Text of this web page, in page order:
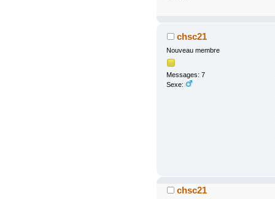
chsc21
Nouveau membre
Messages: 7
Sexe:
chsc21